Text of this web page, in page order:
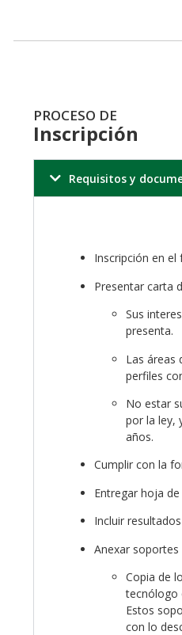
PROCESO DE
Inscripción
Requisitos y
Inscripción en
Presentar carta
Sus
presenta.
Las áreas
perfiles
No estar
por la ley,
años.
Cumplir con la
Entregar hoja
Incluir
Anexar
Copia de
tecnólogo
Estos
con lo